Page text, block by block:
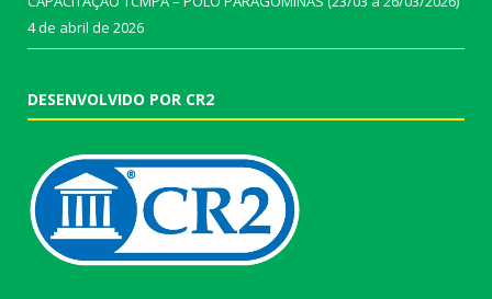
4 de abril de 2026
DESENVOLVIDO POR CR2